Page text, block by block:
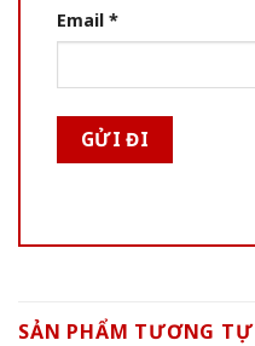
Email *
SẢN PHẨM TƯƠNG TỰ